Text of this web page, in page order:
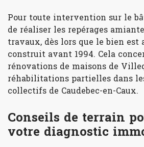
Pour toute intervention sur le
de réaliser les repérages
travaux, dès lors que le bien est
construit avant 1994. Cela
rénovations de maisons de
réhabilitations partielles dans
collectifs de Caudebec-en-Caux.
Conseils de terrain
votre diagnostic